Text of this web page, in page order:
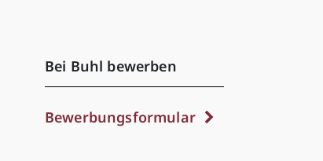
Bei Buhl bewerben
Bewerbungsformular